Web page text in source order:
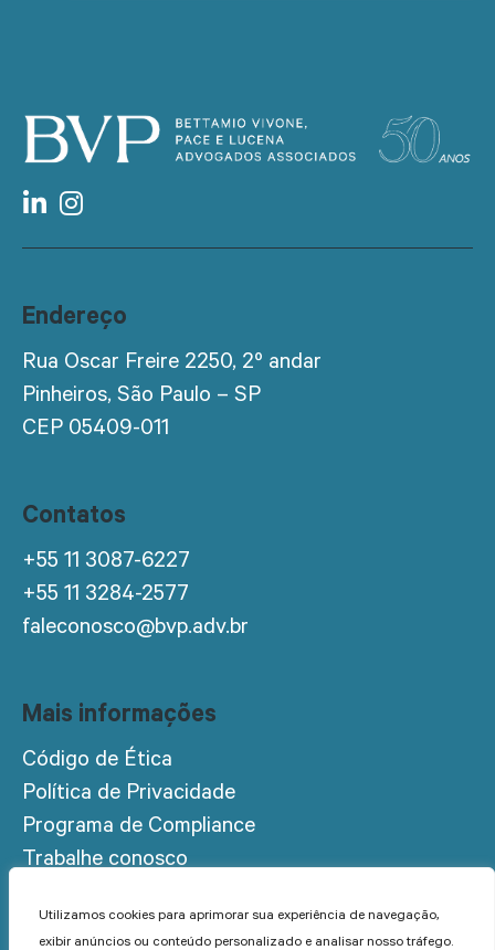
Utilizamos cookies para aprimorar sua experiência de navegação,
exibir anúncios ou conteúdo personalizado e analisar nosso tráfego.
Endereço
Rua Oscar Freire 2250, 2º andar
Pinheiros, São Paulo – SP
CEP 05409-011
Contatos
+55 11 3087-6227
+55 11 3284-2577
faleconosco@bvp.adv.br
Mais informações
Código de Ética
Política de Privacidade
Programa de Compliance
Trabalhe conosco